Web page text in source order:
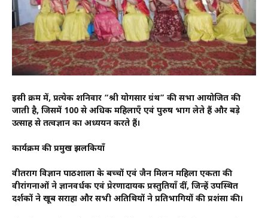
इसी क्रम में, प्रत्येक शनिवार “श्री योगसार ग्रंथ” की सभा आयोजित की
जाती है, जिसमें 100 से अधिक महिलाएँ एवं पुरुष भाग लेते हैं और बड़े
उत्साह से तत्वज्ञान का अध्ययन करते हैं।
कार्यक्रम की प्रमुख झलकियाँ
वीतराग विज्ञान पाठशाला के बच्चों एवं जैन मिलन महिला एकता की
वीरांगनाओं ने ज्ञानवर्धक एवं प्रेरणादायक प्रस्तुतियाँ दीं, जिन्हें उपस्थित
दर्शकों ने खूब सराहा और सभी अतिथियों ने प्रतिभागियों की प्रशंसा की।